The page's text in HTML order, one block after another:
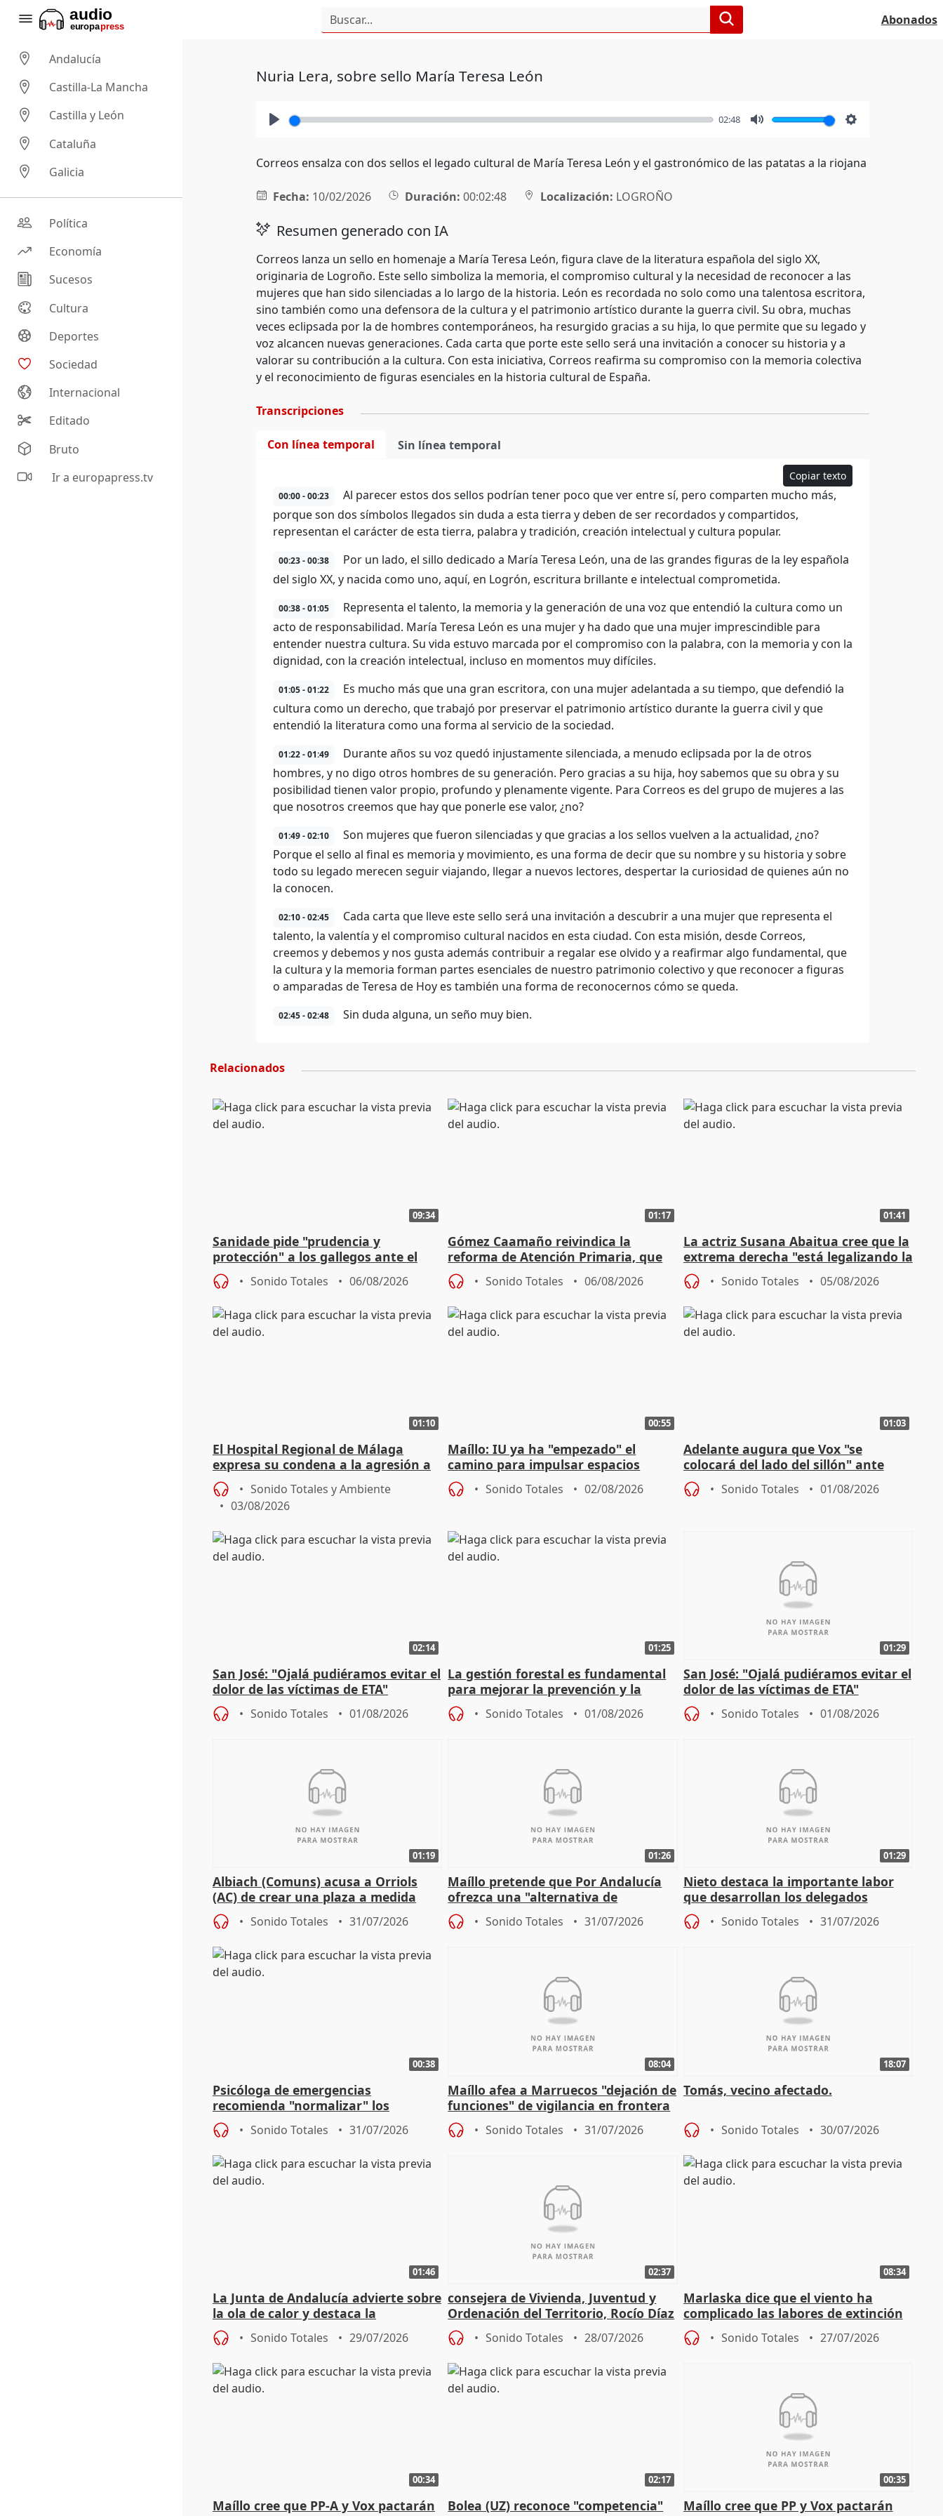
Abonados
Andalucía
Castilla-La Mancha
Castilla y León
Cataluña
Galicia
Política
Economía
Sucesos
Cultura
Deportes
Sociedad
Internacional
Editado
Bruto
Ir a europapress.tv
Nuria Lera, sobre sello María Teresa León
02:48
Correos ensalza con dos sellos el legado cultural de María Teresa León y el gastronómico de las patatas a la riojana
Fecha: 10/02/2026 Duración: 00:02:48 Localización: LOGROÑO
Resumen generado con IA
Correos lanza un sello en homenaje a María Teresa León, figura clave de la literatura española del siglo XX,
originaria de Logroño. Este sello simboliza la memoria, el compromiso cultural y la necesidad de reconocer a las
mujeres que han sido silenciadas a lo largo de la historia. León es recordada no solo como una talentosa escritora,
sino también como una defensora de la cultura y el patrimonio artístico durante la guerra civil. Su obra, muchas
veces eclipsada por la de hombres contemporáneos, ha resurgido gracias a su hija, lo que permite que su legado y
voz alcancen nuevas generaciones. Cada carta que porte este sello será una invitación a conocer su historia y a
valorar su contribución a la cultura. Con esta iniciativa, Correos reafirma su compromiso con la memoria colectiva
y el reconocimiento de figuras esenciales en la historia cultural de España.
Transcripciones
Con línea temporal Sin línea temporal
Copiar texto
00:00 - 00:23
Al parecer estos dos sellos podrían tener poco que ver entre sí, pero comparten mucho más,
porque son dos símbolos llegados sin duda a esta tierra y deben de ser recordados y compartidos,
representan el carácter de esta tierra, palabra y tradición, creación intelectual y cultura popular.
00:23 - 00:38
Por un lado, el sillo dedicado a María Teresa León, una de las grandes figuras de la ley española
del siglo XX, y nacida como uno, aquí, en Logrón, escritura brillante e intelectual comprometida.
00:38 - 01:05
Representa el talento, la memoria y la generación de una voz que entendió la cultura como un
acto de responsabilidad. María Teresa León es una mujer y ha dado que una mujer imprescindible para
entender nuestra cultura. Su vida estuvo marcada por el compromiso con la palabra, con la memoria y con la
dignidad, con la creación intelectual, incluso en momentos muy difíciles.
01:05 - 01:22
Es mucho más que una gran escritora, con una mujer adelantada a su tiempo, que defendió la
cultura como un derecho, que trabajó por preservar el patrimonio artístico durante la guerra civil y que
entendió la literatura como una forma al servicio de la sociedad.
01:22 - 01:49
Durante años su voz quedó injustamente silenciada, a menudo eclipsada por la de otros
hombres, y no digo otros hombres de su generación. Pero gracias a su hija, hoy sabemos que su obra y su
posibilidad tienen valor propio, profundo y plenamente vigente. Para Correos es del grupo de mujeres a las
que nosotros creemos que hay que ponerle ese valor, ¿no?
01:49 - 02:10
Son mujeres que fueron silenciadas y que gracias a los sellos vuelven a la actualidad, ¿no?
Porque el sello al final es memoria y movimiento, es una forma de decir que su nombre y su historia y sobre
todo su legado merecen seguir viajando, llegar a nuevos lectores, despertar la curiosidad de quienes aún no
la conocen.
02:10 - 02:45
Cada carta que lleve este sello será una invitación a descubrir a una mujer que representa el
talento, la valentía y el compromiso cultural nacidos en esta ciudad. Con esta misión, desde Correos,
creemos y debemos y nos gusta además contribuir a regalar ese olvido y a reafirmar algo fundamental, que
la cultura y la memoria forman partes esenciales de nuestro patrimonio colectivo y que reconocer a figuras
o amparadas de Teresa de Hoy es también una forma de reconocernos cómo se queda.
02:45 - 02:48 Sin duda alguna, un seño muy bien.
Relacionados
09:34
Sanidade pide "prudencia y
protección" a los gallegos ante el
eclipse del 12 de agosto
Sonido Totales 06/08/2026
01:17
Gómez Caamaño reivindica la
reforma de Atención Primaria, que
reforzará la autogestión
Sonido Totales 06/08/2026
01:41
La actriz Susana Abaitua cree que la
extrema derecha "está legalizando la
homofobia"
Sonido Totales 05/08/2026
01:10
El Hospital Regional de Málaga
expresa su condena a la agresión a
dos enfermeras de Urgencias
Sonido Totales y Ambiente
03/08/2026
00:55
Maíllo: IU ya ha "empezado" el
camino para impulsar espacios
unitarios para las municipales
Sonido Totales 02/08/2026
01:03
Adelante augura que Vox "se
colocará del lado del sillón" ante
iniciativas de la oposición
Sonido Totales 01/08/2026
02:14
San José: "Ojalá pudiéramos evitar el
dolor de las víctimas de ETA"
Sonido Totales 01/08/2026
01:25
La gestión forestal es fundamental
para mejorar la prevención y la
actuación frente a incendios
Sonido Totales 01/08/2026
01:29
San José: "Ojalá pudiéramos evitar el
dolor de las víctimas de ETA"
Sonido Totales 01/08/2026
01:19
Albiach (Comuns) acusa a Orriols
(AC) de crear una plaza a medida
para su hija en Ripoll (Girona)
Sonido Totales 31/07/2026
01:26
Maíllo pretende que Por Andalucía
ofrezca una "alternativa de
gobierno" con su labor de oposición
Sonido Totales 31/07/2026
01:29
Nieto destaca la importante labor
que desarrollan los delegados
territoriales de la Junta
Sonido Totales 31/07/2026
00:38
Psicóloga de emergencias
recomienda "normalizar" los
síntomas tras sufrir un incendio
Sonido Totales 31/07/2026
08:04
Maíllo afea a Marruecos "dejación de
funciones" de vigilancia en frontera
con Ceuta
Sonido Totales 31/07/2026
18:07
Tomás, vecino afectado.
Sonido Totales 30/07/2026
01:46
La Junta de Andalucía advierte sobre
la ola de calor y destaca la
importancia de la prevención
Sonido Totales 29/07/2026
02:37
consejera de Vivienda, Juventud y
Ordenación del Territorio, Rocío Díaz
Sonido Totales 28/07/2026
08:34
Marlaska dice que el viento ha
complicado las labores de extinción
durante la madrugada
Sonido Totales 27/07/2026
00:34
Maíllo cree que PP-A y Vox pactarán
02:17
Bolea (UZ) reconoce "competencia"
00:35
Maíllo cree que PP y Vox pactarán